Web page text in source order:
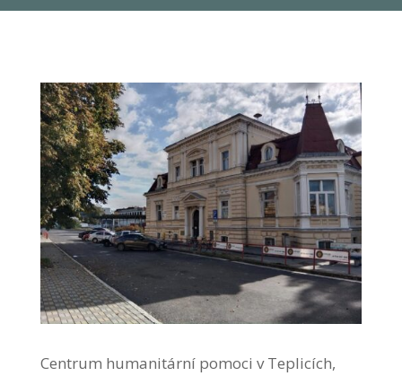
Centrum humanitární pomoci v Teplicích,